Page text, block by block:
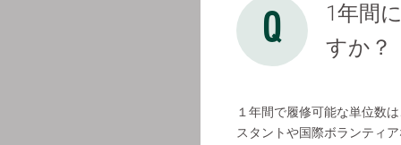
1年間
すか？
１年間で履修可能な単位数
スタントや国際ボランティ